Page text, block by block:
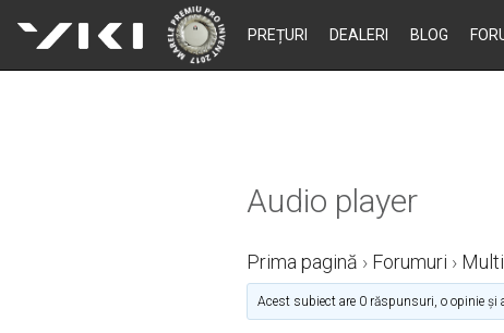
content
PREȚURI DEALERI BLOG
Audio player
Prima pagină › Forumuri ›
Acest subiect are 0 răspunsuri, o opinie